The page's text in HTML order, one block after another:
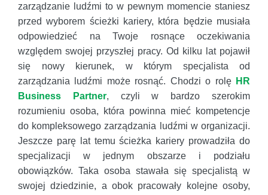
zarządzanie ludźmi to w pewnym momencie staniesz
przed wyborem ścieżki kariery, która będzie musiała
odpowiedzieć na Twoje rosnące oczekiwania
względem swojej przyszłej pracy. Od kilku lat pojawił
się nowy kierunek, w którym specjalista od
zarządzania ludźmi może rosnąć. Chodzi o rolę HR
Business Partner, czyli w bardzo szerokim
rozumieniu osoba, która powinna mieć kompetencje
do kompleksowego zarządzania ludźmi w organizacji.
Jeszcze parę lat temu ścieżka kariery prowadziła do
specjalizacji w jednym obszarze i podziału
obowiązków. Taka osoba stawała się specjalistą w
swojej dziedzinie, a obok pracowały kolejne osoby,